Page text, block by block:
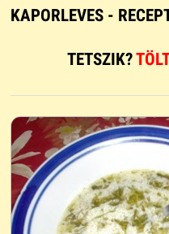
KAPORLEVES -
TETSZIK?